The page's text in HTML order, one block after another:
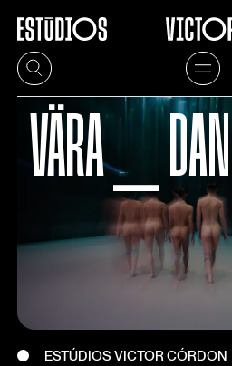
VÄRA ⎯
ESTÚDIOS VICTOR CÓRDON